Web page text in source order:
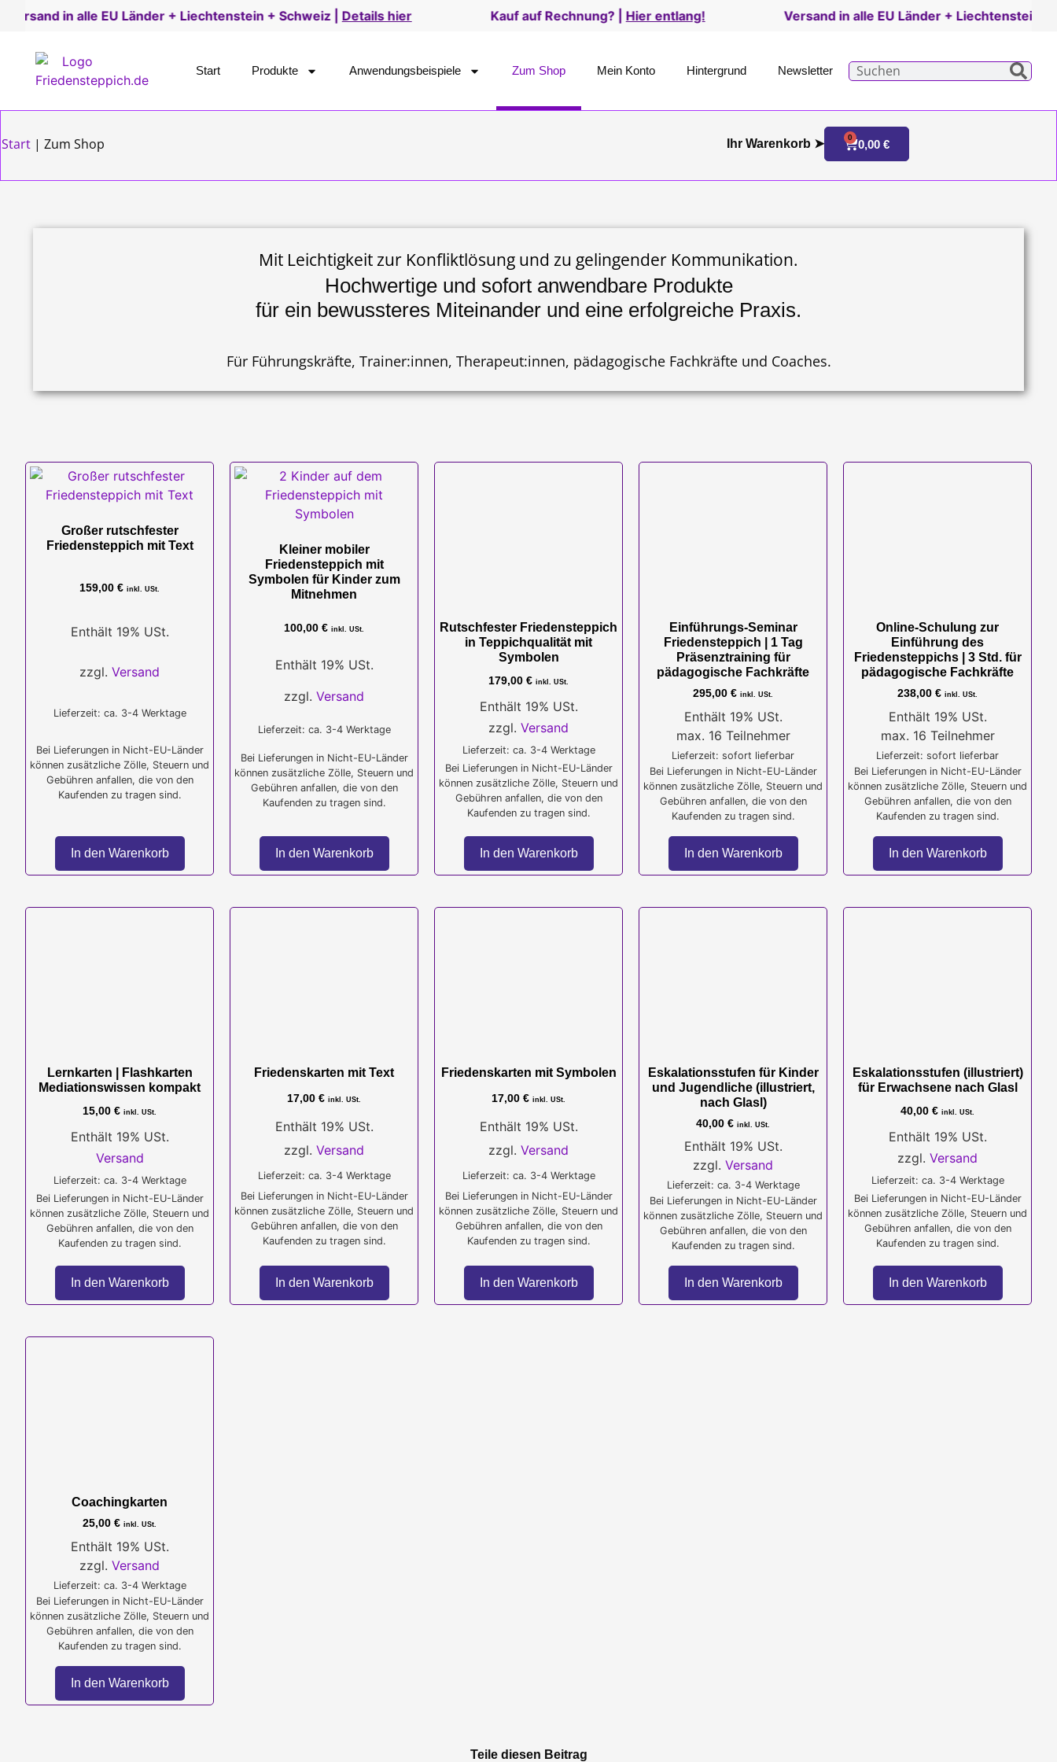
EU Länder + Liechtenstein + Schweiz | Details hier Kauf auf Rechnung? |Hier entlang! Versand in alle EU Länder + Liechtenstein + Schweiz |
Start Produkte Anwendungsbeispiele Zum Shop Mein Konto Hintergrund Newsletter
Start | Zum Shop Ihr Warenkorb ➤ 0,00 €
0
Mit Leichtigkeit zur Konfliktlösung und zu gelingender Kommunikation.
Hochwertige und sofort anwendbare Produkte
für ein bewussteres Miteinander und eine erfolgreiche Praxis.
Für Führungskräfte, Trainer:innen, Therapeut:innen, pädagogische Fachkräfte und Coaches.
Großer rutschfester
Friedensteppich mit Text
159,00 € inkl. USt.
Enthält 19% USt.
zzgl. Versand
Lieferzeit: ca. 3-4 Werktage
Bei Lieferungen in Nicht-EU-Länder
können zusätzliche Zölle, Steuern und
Gebühren anfallen, die von den
Kaufenden zu tragen sind.
In den Warenkorb
Kleiner mobiler
Friedensteppich mit
Symbolen für Kinder zum
Mitnehmen
100,00 € inkl. USt.
Enthält 19% USt.
zzgl. Versand
Lieferzeit: ca. 3-4 Werktage
Bei Lieferungen in Nicht-EU-Länder
können zusätzliche Zölle, Steuern und
Gebühren anfallen, die von den
Kaufenden zu tragen sind.
In den Warenkorb
Rutschfester Friedensteppich
in Teppichqualität mit
Symbolen
179,00 € inkl. USt.
Enthält 19% USt.
zzgl. Versand
Lieferzeit: ca. 3-4 Werktage
Bei Lieferungen in Nicht-EU-Länder
können zusätzliche Zölle, Steuern und
Gebühren anfallen, die von den
Kaufenden zu tragen sind.
In den Warenkorb
Einführungs-Seminar
Friedensteppich | 1 Tag
Präsenztraining für
pädagogische Fachkräfte
295,00 € inkl. USt.
Enthält 19% USt.
max. 16 Teilnehmer
Lieferzeit: sofort lieferbar
Bei Lieferungen in Nicht-EU-Länder
können zusätzliche Zölle, Steuern und
Gebühren anfallen, die von den
Kaufenden zu tragen sind.
In den Warenkorb
Online-Schulung zur
Einführung des
Friedensteppichs | 3 Std. für
pädagogische Fachkräfte
238,00 € inkl. USt.
Enthält 19% USt.
max. 16 Teilnehmer
Lieferzeit: sofort lieferbar
Bei Lieferungen in Nicht-EU-Länder
können zusätzliche Zölle, Steuern und
Gebühren anfallen, die von den
Kaufenden zu tragen sind.
In den Warenkorb
Lernkarten | Flashkarten
Mediationswissen kompakt
15,00 € inkl. USt.
Enthält 19% USt.
Versand
Lieferzeit: ca. 3-4 Werktage
Bei Lieferungen in Nicht-EU-Länder
können zusätzliche Zölle, Steuern und
Gebühren anfallen, die von den
Kaufenden zu tragen sind.
In den Warenkorb
Friedenskarten mit Text
17,00 € inkl. USt.
Enthält 19% USt.
zzgl. Versand
Lieferzeit: ca. 3-4 Werktage
Bei Lieferungen in Nicht-EU-Länder
können zusätzliche Zölle, Steuern und
Gebühren anfallen, die von den
Kaufenden zu tragen sind.
In den Warenkorb
Friedenskarten mit Symbolen
17,00 € inkl. USt.
Enthält 19% USt.
zzgl. Versand
Lieferzeit: ca. 3-4 Werktage
Bei Lieferungen in Nicht-EU-Länder
können zusätzliche Zölle, Steuern und
Gebühren anfallen, die von den
Kaufenden zu tragen sind.
In den Warenkorb
Eskalationsstufen für Kinder
und Jugendliche (illustriert,
nach Glasl)
40,00 € inkl. USt.
Enthält 19% USt.
zzgl. Versand
Lieferzeit: ca. 3-4 Werktage
Bei Lieferungen in Nicht-EU-Länder
können zusätzliche Zölle, Steuern und
Gebühren anfallen, die von den
Kaufenden zu tragen sind.
In den Warenkorb
Eskalationsstufen (illustriert)
für Erwachsene nach Glasl
40,00 € inkl. USt.
Enthält 19% USt.
zzgl. Versand
Lieferzeit: ca. 3-4 Werktage
Bei Lieferungen in Nicht-EU-Länder
können zusätzliche Zölle, Steuern und
Gebühren anfallen, die von den
Kaufenden zu tragen sind.
In den Warenkorb
Coachingkarten
25,00 € inkl. USt.
Enthält 19% USt.
zzgl. Versand
Lieferzeit: ca. 3-4 Werktage
Bei Lieferungen in Nicht-EU-Länder
können zusätzliche Zölle, Steuern und
Gebühren anfallen, die von den
Kaufenden zu tragen sind.
In den Warenkorb
Teile diesen Beitrag